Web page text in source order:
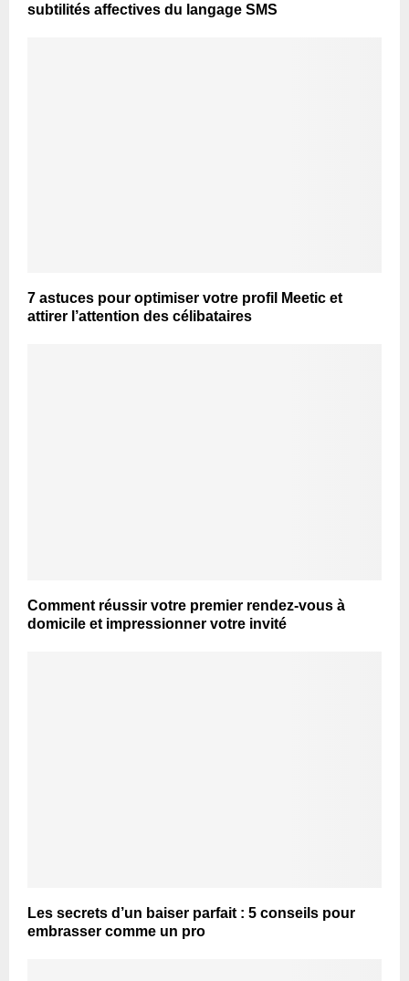
subtilités affectives du langage SMS
7 astuces pour optimiser votre profil Meetic et
attirer l’attention des célibataires
Comment réussir votre premier rendez-vous à
domicile et impressionner votre invité
Les secrets d’un baiser parfait : 5 conseils pour
embrasser comme un pro